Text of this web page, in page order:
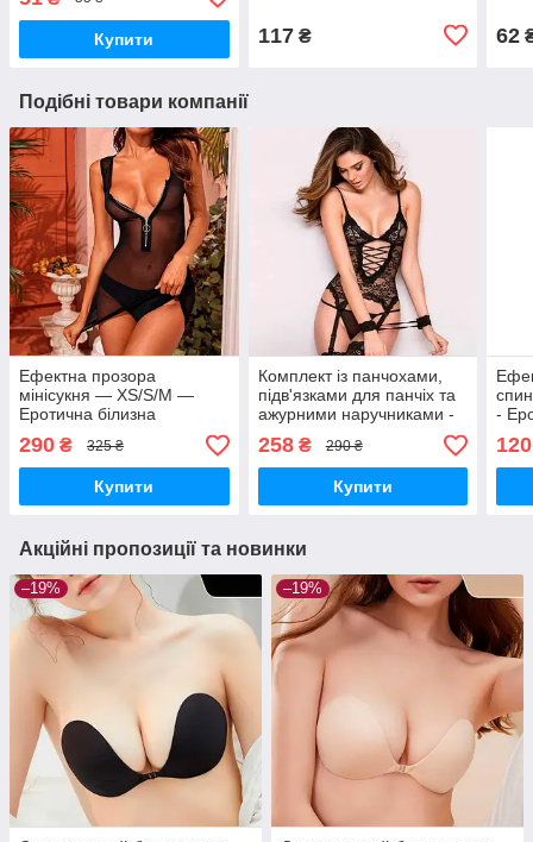
білизна
Купити 117₴ 62
Подібні товари компанії
Ефектна прозора
мінісукня — XS/S/M —
Еротична білизна
290 ₴ 325 ₴
Купити
Комплект із панчохами,
підв'язками для панчіх та
ажурними наручниками -
Чорний - XS/S - Еротична
білизна
258₴ 290 ₴
Купити
-
120
Акційні пропозиції та новинки
–19% –19%